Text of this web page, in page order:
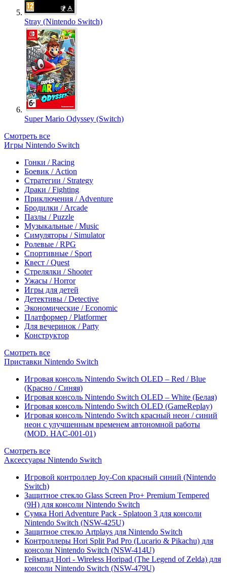
Stray (Nintendo Switch)
Super Mario Odyssey (Switch)
Смотреть все
Игры Nintendo Switch
Гонки / Racing
Боевик / Action
Стратегии / Strategy
Драки / Fighting
Приключения / Adventure
Бродилки / Arcade
Пазлы / Puzzle
Музыкальные / Music
Симуляторы / Simulator
Ролевые / RPG
Спортивные / Sport
Квест / Quest
Стрелялки / Shooter
Ужасы / Horror
Игры для детей
Детективы / Detective
Экономические / Economic
Платформер / Platformer
Для вечеринок / Party
Конструктор
Смотреть все
Приставки Nintendo Switch
Игровая консоль Nintendo Switch OLED – Red / Blue
(Красно / Синяя)
Игровая консоль Nintendo Switch OLED – White (Белая)
Игровая консоль Nintendo Switch OLED (GameReplay)
Игровая консоль Nintendo Switch красный неон / синий
неон с улучшенным временем автономной работы
(MOD. HAC-001-01)
Смотреть все
Аксессуары Nintendo Switch
Игровой контроллер Joy-Con красный синий (Nintendo
Switch)
Защитное стекло Glass Screen Pro+ Premium Tempered
(9H) для консоли Nintendo Switch
Сумка Hori Adventure Pack - Splatoon 3 для консоли
Nintendo Switch (NSW-425U)
Защитное стекло Artplays для Nintendo Switch
Контроллеры Hori Split Pad Pro (Lucario & Pikachu) для
консоли Nintendo Switch (NSW-414U)
Геймпад Hori - Wireless Horipad (The Legend of Zelda) для
консоли Nintendo Switch (NSW-479U)